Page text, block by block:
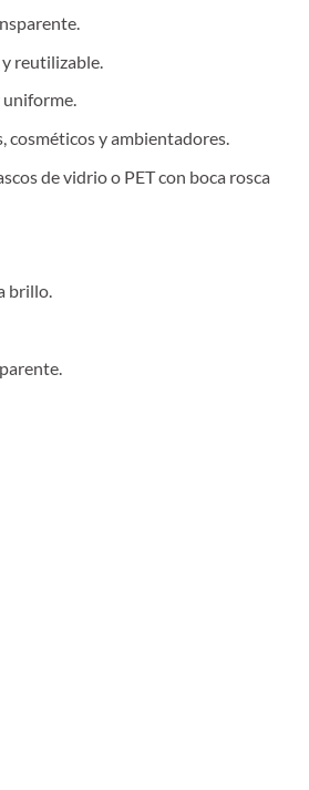
reutilizable.
uniforme.
cosméticos y ambientadores.
de vidrio o PET con boca rosca
brillo.